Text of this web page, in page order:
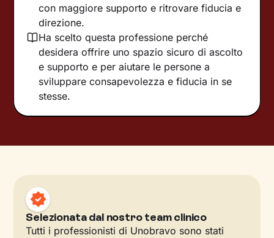
con maggiore supporto e ritrovare fiducia e
direzione.
Ha scelto questa professione perché
desidera offrire uno spazio sicuro di ascolto
e supporto e per aiutare le persone a
sviluppare consapevolezza e fiducia in se
stesse.
Selezionata dal nostro team clinico
Tutti i professionisti di Unobravo sono stati